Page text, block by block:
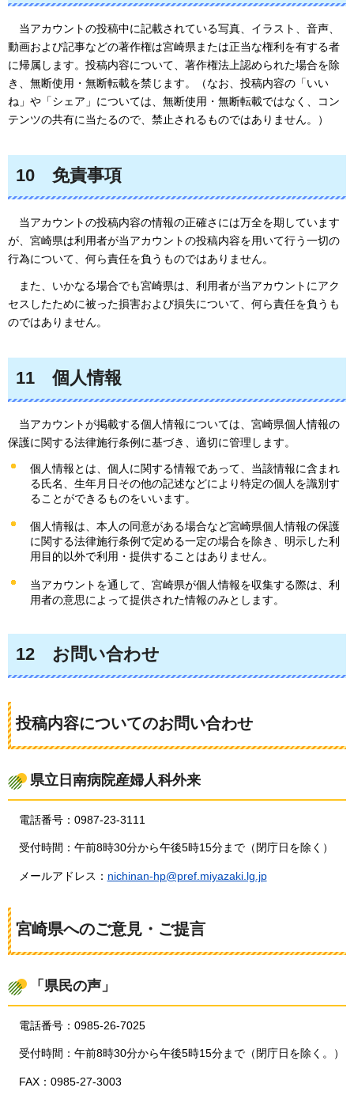
当アカウントの投稿中に記載されている写真、イラスト、音声、
動画および記事などの著作権は宮崎県または正当な権利を有する者
に帰属します。投稿内容について、著作権法上認められた場合を除
き、無断使用・無断転載を禁じます。（なお、投稿内容の「いい
ね」や「シェア」については、無断使用・無断転載ではなく、コン
テンツの共有に当たるので、禁止されるものではありません。）
10 免責事項
当アカウントの投稿内容の情報の正確さには万全を期しています
が、宮崎県は利用者が当アカウントの投稿内容を用いて行う一切の
行為について、何ら責任を負うものではありません。
また、いかなる場合でも宮崎県は、利用者が当アカウントにアク
セスしたために被った損害および損失について、何ら責任を負うも
のではありません。
11 個人情報
当アカウントが掲載する個人情報については、宮崎県個人情報の
保護に関する法律施行条例に基づき、適切に管理します。
個人情報とは、個人に関する情報であって、当該情報に含まれ
る氏名、生年月日その他の記述などにより特定の個人を識別す
ることができるものをいいます。
個人情報は、本人の同意がある場合など宮崎県個人情報の保護
に関する法律施行条例で定める一定の場合を除き、明示した利
用目的以外で利用・提供することはありません。
当アカウントを通して、宮崎県が個人情報を収集する際は、利
用者の意思によって提供された情報のみとします。
12 お問い合わせ
投稿内容についてのお問い合わせ
県立日南病院産婦人科外来
電話番号：0987-23-3111
受付時間：午前8時30分から午後5時15分まで（閉庁日を除く）
メールアドレス： nichinan-hp@pref.miyazaki.lg.jp
宮崎県へのご意見・ご提言
「県民の声」
電話番号：0985-26-7025
受付時間：午前8時30分から午後5時15分まで（閉庁日を除く。）
FAX：0985-27-3003